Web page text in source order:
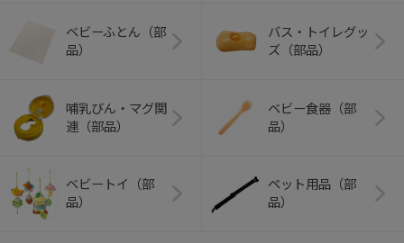
ベビーふとん（部
品）
バス・トイレグッ
ズ（部品）
哺乳びん・マグ関
連（部品）
ベビー食器（部
品）
ベビートイ（部
品）
ペット用品（部
品）